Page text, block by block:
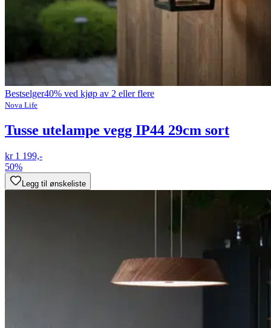
Bestselger40% ved kjøp av 2 eller flere
Nova Life
Tusse utelampe vegg IP44 29cm sort
kr 1 199,-
50%
Legg til ønskeliste